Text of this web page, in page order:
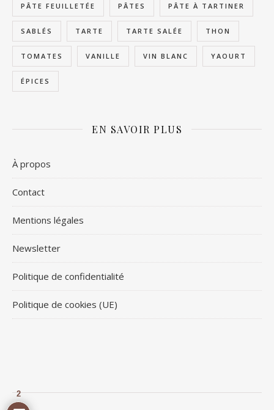
PÂTE FEUILLETÉE PÂTES PÂTE À TARTINER
SABLÉS TARTE TARTE SALÉE THON
TOMATES VANILLE VIN BLANC YAOURT
ÉPICES
EN SAVOIR PLUS
À propos
Contact
Mentions légales
Newsletter
Politique de confidentialité
Politique de cookies (UE)
2